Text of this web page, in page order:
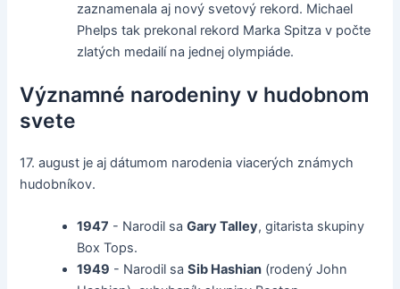
zaznamenala aj nový svetový rekord. Michael
Phelps tak prekonal rekord Marka Spitza v počte
zlatých medailí na jednej olympiáde.
Významné narodeniny v hudobnom
svete
17. august je aj dátumom narodenia viacerých známych
hudobníkov.
1947 - Narodil saGary Talley, gitarista skupiny
Box Tops.
1949 - Narodil saSib Hashian (rodený John